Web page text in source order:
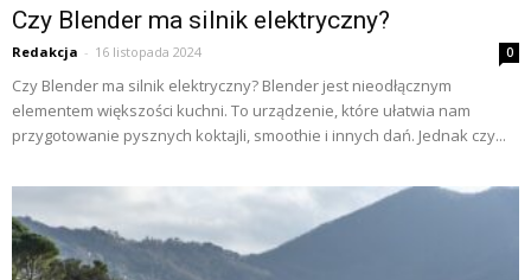
Czy Blender ma silnik elektryczny?
Redakcja - 16 listopada 2024 0
Czy Blender ma silnik elektryczny? Blender jest nieodłącznym
elementem większości kuchni. To urządzenie, które ułatwia nam
przygotowanie pysznych koktajli, smoothie i innych dań. Jednak czy...